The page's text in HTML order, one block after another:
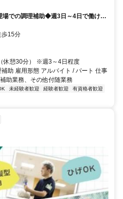
場での調理補助◆週3日～4日で働けま
歩15分
休憩30分） ※週3～4日程度
助 雇用形態 アルバイト / パート 仕事
助業務、その他付随業務
未経験者歓迎 経験者歓迎
有資格者歓迎